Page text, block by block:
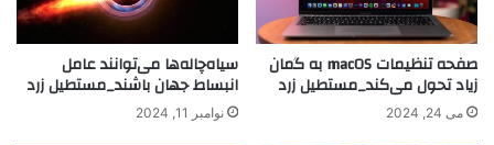
صفحه تنظیمات macOS به گمان
زیاد تحول می‌کند_مستطیل زرد
می 24, 2024
سیاه‌چاله‌ها می‌توانند عامل
انبساط جهان باشند_مستطیل زرد
نوامبر 11, 2024